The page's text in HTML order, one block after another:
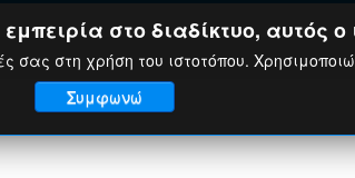
στο διαδίκτυο, αυτός ο
σας στη χρήση του ιστοτόπου.
Συμφωνώ